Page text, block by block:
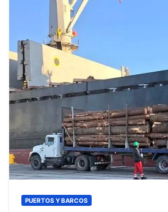
PUERTOS Y BARCOS